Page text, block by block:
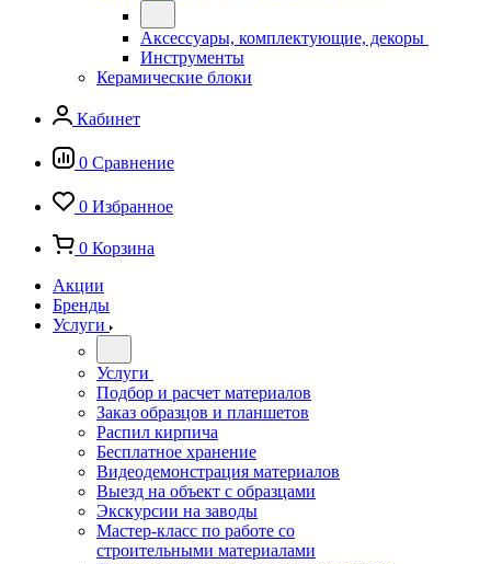
Аксессуары, комплектующие, декоры
Инструменты
Керамические блоки
Кабинет
0 Сравнение
0 Избранное
0 Корзина
Акции
Бренды
Услуги
Услуги
Подбор и расчет материалов
Заказ образцов и планшетов
Распил кирпича
Бесплатное хранение
Видеодемонстрация материалов
Выезд на объект с образцами
Экскурсии на заводы
Мастер-класс по работе со
строительными материалами